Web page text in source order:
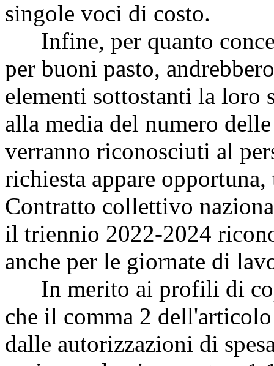
singole voci di costo.
Infine, per quanto
per buoni pasto,
elementi sottostanti la loro
alla media del numero
verranno riconosciuti al
richiesta appare
Contratto collettivo
il triennio 2022-2024
anche per le giornate di
In merito ai profili di
che il comma 2
dalle autorizzazioni di